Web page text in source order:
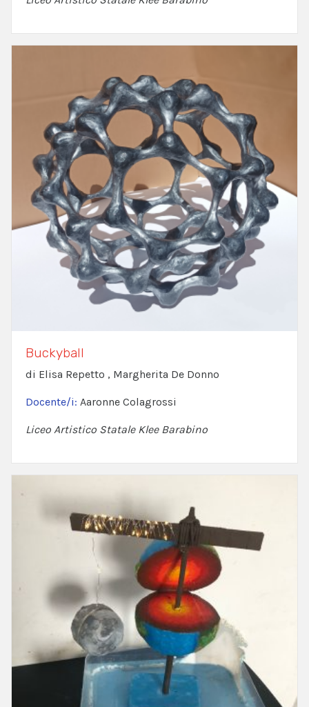
Buckyball
di Elisa Repetto , Margherita De Donno
Docente/i: Aaronne Colagrossi
Liceo Artistico Statale Klee Barabino